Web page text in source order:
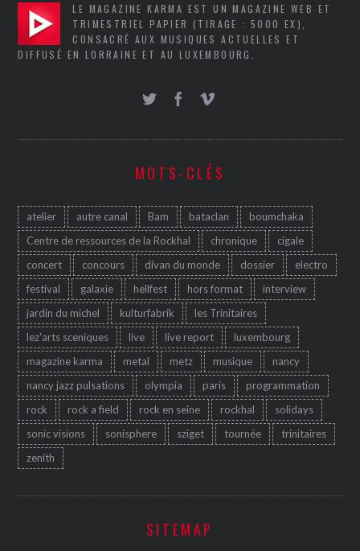
LE MAGAZINE KARMA EST UN MAGAZINE WEB ET
TRIMESTRIEL PAPIER (TIRAGE : 5000 EX),
CONSACRÉ AUX MUSIQUES ACTUELLES ET
DIFFUSÉ EN LORRAINE ET AU LUXEMBOURG.
MOTS-CLÉS
atelier autre canal Bam bataclan
boumchaka
Centre de ressources de la Rockhal
chronique
cigale
concert
concours divan du monde dossier
electro
festival
galaxie hellfest hors format
interview
jardin du michel
kulturfabrik
les Trinitaires
lez'arts sceniques
live live report
luxembourg
magazine karma
metal metz musique
nancy
nancy jazz pulsations
olympia paris
programmation
rock
rock a field rock en seine rockhal
solidays
sonic visions
sonisphere sziget tournée
trinitaires
zenith
SITEMAP